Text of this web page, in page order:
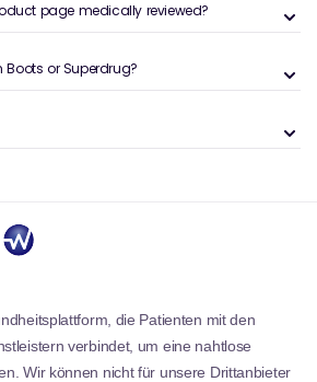
page medically reviewed?
or Superdrug?
die Patienten mit den
verbindet, um eine nahtlose
Wir können nicht für unsere Drittanbieter